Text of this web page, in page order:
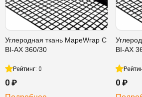
Углеродная ткань MapeWrap C
BI-AX 360/30
Рейтинг: 0
0 ₽
BI-AX
0 ₽